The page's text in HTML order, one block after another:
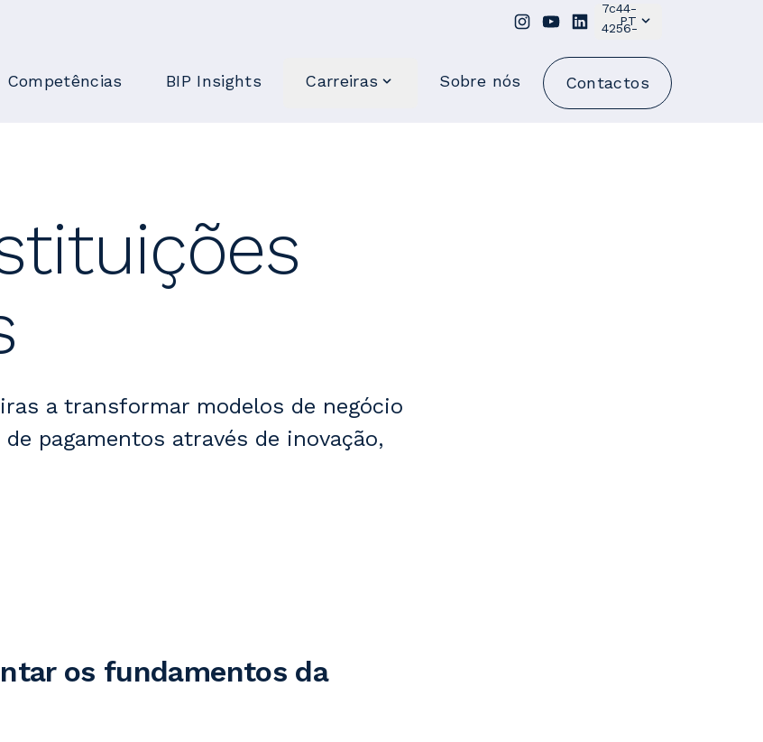
PT
Competências BIP Insights Carreiras Sobre nós Contactos
a transformar modelos de negócio
pagamentos através de inovação,
os fundamentos da